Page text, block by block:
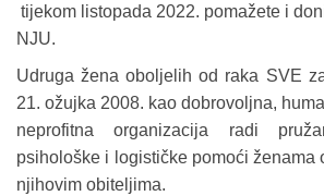
tijekom listopada 2022. pomažete i
NJU.
Udruga žena oboljelih od raka SVE
21. ožujka 2008. kao dobrovoljna,
neprofitna organizacija radi
psihološke i logističke pomoći ženama
njihovim obiteljima.